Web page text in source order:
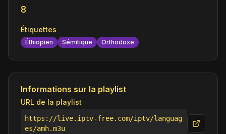
8
Étiquettes
Éthiopien Sémitique Orthodoxe
Informations sur la playlist
URL de la playlist
https://live.iptv-free.com/iptv/languag
es/amh.m3u